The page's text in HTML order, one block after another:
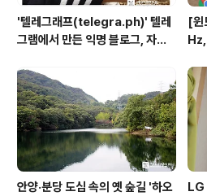
'텔레그래프(telegra.ph)' 텔레
그램에서 만든 익명 블로그, 자유
[윈
안양·분당 도심 속의 옛 숲길 '하오
LG